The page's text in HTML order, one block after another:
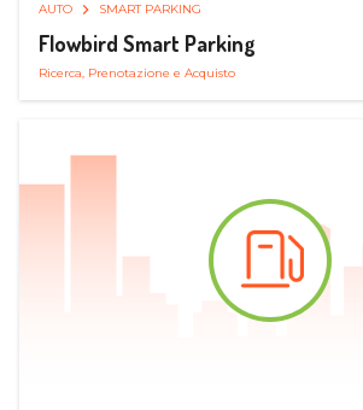
AUTO SMART PARKING
Flowbird Smart Parking
Ricerca, Prenotazione e Acquisto